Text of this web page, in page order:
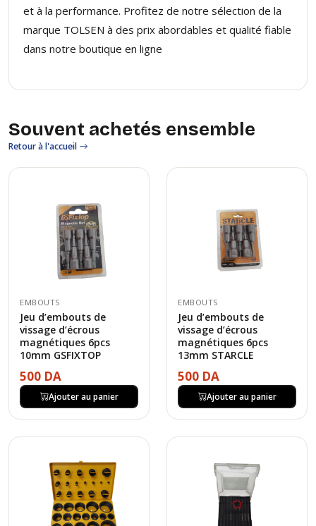
et à la performance. Profitez de notre sélection de la
marque TOLSEN à des prix ​​abordables et qualité fiable
dans notre boutique en ligne
Souvent achetés ensemble
Retour à l'accueil
EMBOUTS
Jeu d’embouts de
vissage d’écrous
magnétiques 6pcs
10mm GSFIXTOP
500 DA
Ajouter au panier
EMBOUTS
Jeu d’embouts de
vissage d’écrous
magnétiques 6pcs
13mm STARCLE
500 DA
Ajouter au panier